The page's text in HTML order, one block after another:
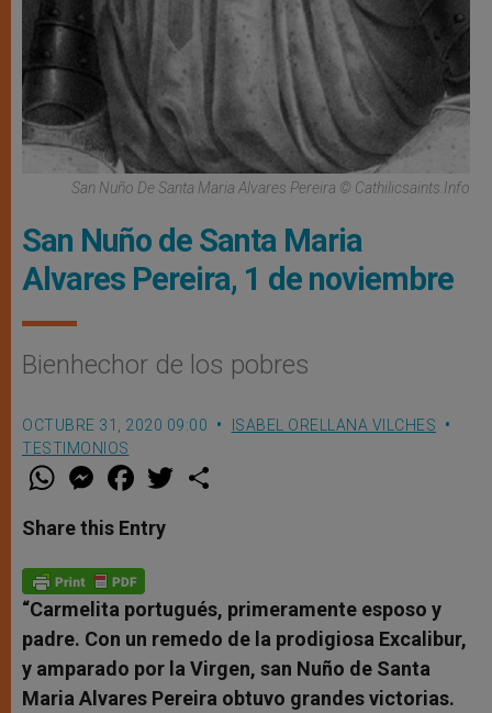
San Nuño De Santa Maria Alvares Pereira © Cathilicsaints.info
San Nuño de Santa Maria
Alvares Pereira, 1 de noviembre
Bienhechor de los pobres
OCTUBRE 31, 2020 09:00
ISABEL ORELLANA VILCHES
TESTIMONIOS
W
t
s
p
p
M
e
s
e
g
e
r
F
a
e
b
o
k
w
Share this Entry
“Carmelita portugués, primeramente esposo y
padre. Con un remedo de la prodigiosa Excalibur,
y amparado por la Virgen, san Nuño de Santa
Maria Alvares Pereira obtuvo grandes victorias.